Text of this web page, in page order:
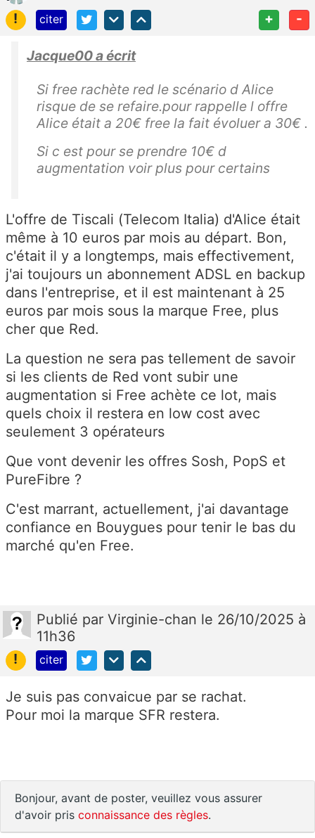
!
citer + -
Jacque00 a écrit
Si free rachète red le scénario d Alice
risque de se refaire.pour rappelle l offre
Alice était a 20€ free la fait évoluer a 30€ .
Si c est pour se prendre 10€ d
augmentation voir plus pour certains
L'offre de Tiscali (Telecom Italia) d'Alice était
même à 10 euros par mois au départ. Bon,
c'était il y a longtemps, mais effectivement,
j'ai toujours un abonnement ADSL en backup
dans l'entreprise, et il est maintenant à 25
euros par mois sous la marque Free, plus
cher que Red.
La question ne sera pas tellement de savoir
si les clients de Red vont subir une
augmentation si Free achète ce lot, mais
quels choix il restera en low cost avec
seulement 3 opérateurs
Que vont devenir les offres Sosh, PopS et
PureFibre ?
C'est marrant, actuellement, j'ai davantage
confiance en Bouygues pour tenir le bas du
marché qu'en Free.
Publié par Virginie-chan le 26/10/2025 à
11h36
!
citer
Je suis pas convaicue par se rachat.
Pour moi la marque SFR restera.
Bonjour, avant de poster, veuillez vous assurer
d'avoir pris connaissance des règles.